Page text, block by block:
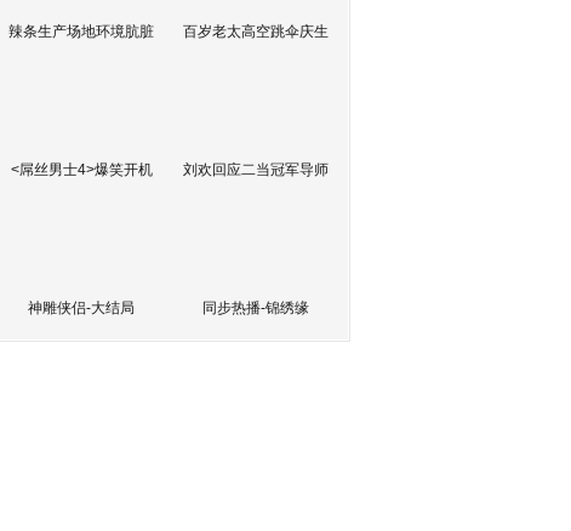
辣条生产场地环境肮脏 百岁老太高空跳伞庆生
<屌丝男士4>爆笑开机 刘欢回应二当冠军导师
神雕侠侣-大结局 同步热播-锦绣缘